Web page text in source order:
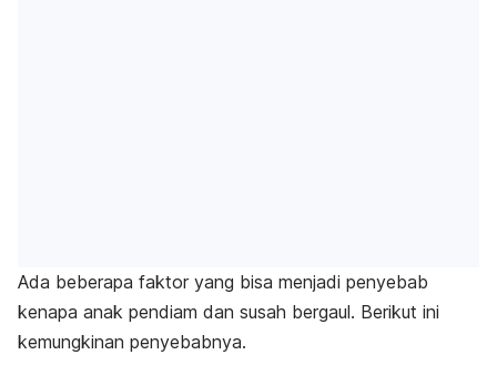
Ada beberapa faktor yang bisa menjadi penyebab
kenapa anak pendiam dan susah bergaul. Berikut ini
kemungkinan penyebabnya.